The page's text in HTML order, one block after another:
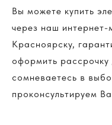
Вы можете купить
через наш интернет-
Красноярску,
оформить
сомневаетесь в
проконсультируем
>
Рассрочка и
INSTALLMENT AND CREDIT